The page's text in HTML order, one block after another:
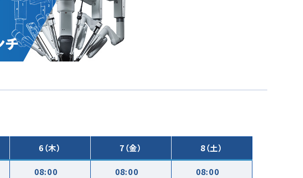
6（木） 7（金） 8（土）
08:00
08:00
08:00